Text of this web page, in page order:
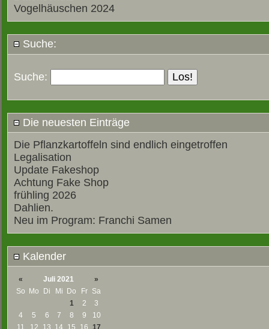
Vogelhäuschen 2024
Suche:
Suche:
Die neuesten Einträge
Die Pflanzkartoffeln sind endlich eingetroffen
Legalisation
Update Fakeshop
Achtung Fake Shop
frühling 2026
Dahlien.
Neu im Program: Franchi Samen
Kalender
« Juli 2021
»
So Mo Di Mi Do Fr
Sa
1
2
3
4
5 6 7 8 9
10
11
12 13 14 15 16 17